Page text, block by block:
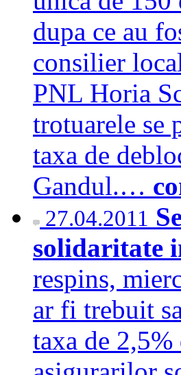
dupa ce au
consilier
PNL Horia
trotuarele se
taxa de
Gandul.…
27.04.2011
solidaritate
respins,
ar fi trebuit
taxa de